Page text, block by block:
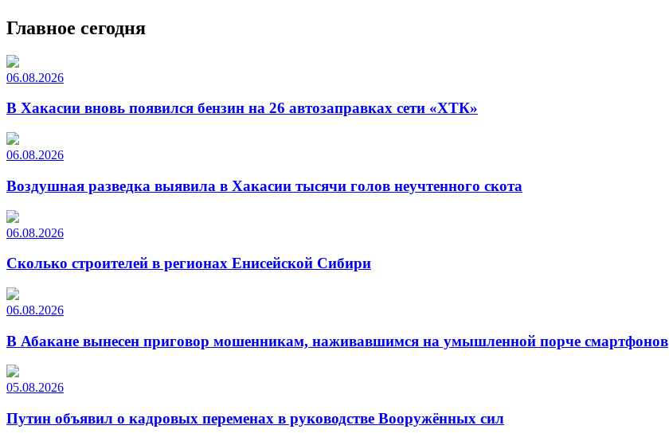
Главное сегодня
06.08.2026
В Хакасии вновь появился бензин на 26 автозаправках сети «ХТК»
06.08.2026
Воздушная разведка выявила в Хакасии тысячи голов неучтенного скота
06.08.2026
Сколько строителей в регионах Енисейской Сибири
06.08.2026
В Абакане вынесен приговор мошенникам, наживавшимся на умышленной порче смартфонов
05.08.2026
Путин объявил о кадровых переменах в руководстве Вооружённых сил